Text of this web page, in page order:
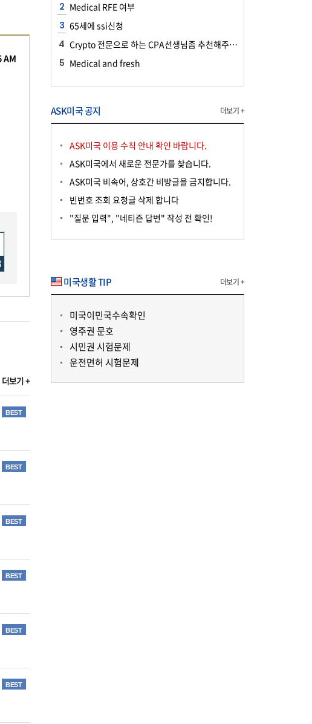
AM
더보기 +
BEST
BEST
BEST
BEST
BEST
BEST
Medical RFE 여부
65세에 ssi신청
Crypto 전문으로 하는 CPA선생님좀 추천해주세요~~
Medical and fresh
ASK미국 공지 더보기 +
ASK미국 이용 수칙 안내 확인 바랍니다.
ASK미국에서 새로운 전문가를 찾습니다.
ASK미국 비속어, 상호간 비방글을 금지합니다.
빈번호 조회 요청글 삭제 합니다
"질문 입력", "네티즌 답변" 작성 전 확인!
미국생활 TIP 더보기 +
미국이민국수속확인
영주권 문호
시민권 시험문제
운전면허 시험문제